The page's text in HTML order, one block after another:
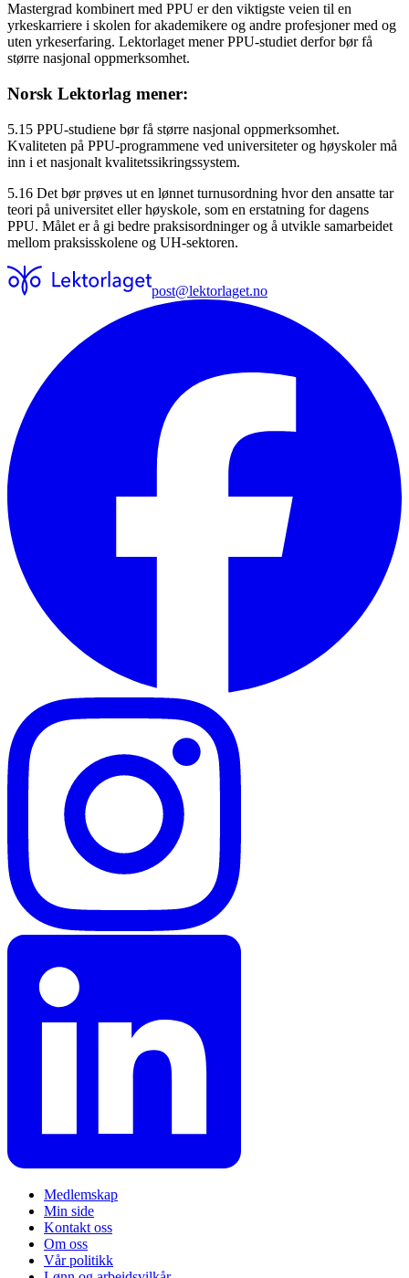
Mastergrad kombinert med PPU er den viktigste veien til en
yrkeskarriere i skolen for akademikere og andre profesjoner med og
uten yrkeserfaring. Lektorlaget mener PPU-studiet derfor bør få
større nasjonal oppmerksomhet.
Norsk Lektorlag mener:
5.15 PPU-studiene bør få større nasjonal oppmerksomhet.
Kvaliteten på PPU-programmene ved universiteter og høyskoler må
inn i et nasjonalt kvalitetssikringssystem.
5.16 Det bør prøves ut en lønnet turnusordning hvor den ansatte tar
teori på universitet eller høyskole, som en erstatning for dagens
PPU. Målet er å gi bedre praksisordninger og å utvikle samarbeidet
mellom praksisskolene og UH-sektoren.
post@lektorlaget.no
Medlemskap
Min side
Kontakt oss
Om oss
Vår politikk